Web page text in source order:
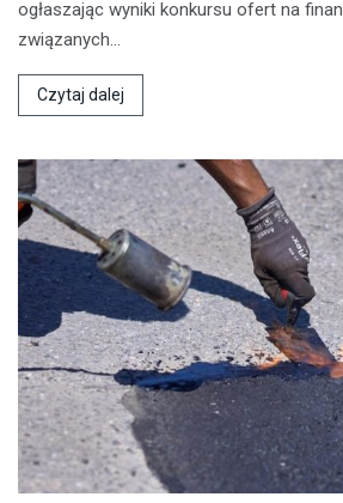
ogłaszając wyniki konkursu ofert na
związanych…
Czytaj dalej